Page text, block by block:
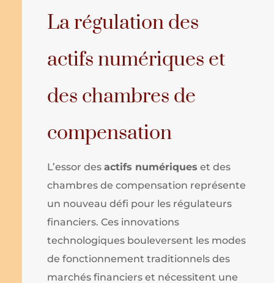
La régulation des
actifs numériques et
des chambres de
compensation
L’essor desactifs numériques et des
chambres de compensation représente
un nouveau défi pour les régulateurs
financiers. Ces innovations
technologiques bouleversent les modes
de fonctionnement traditionnels des
marchés financiers et nécessitent une